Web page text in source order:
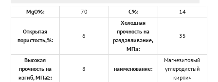
MgO%: 70 C%: 14
Открытая
пористость,%:
6
Холодная
прочность на
раздавливание,
МПа:
35
Высокая
прочность на
изгиб, МПа≥:
8 наименование:
Магнезитовый
углеродистый
кирпич